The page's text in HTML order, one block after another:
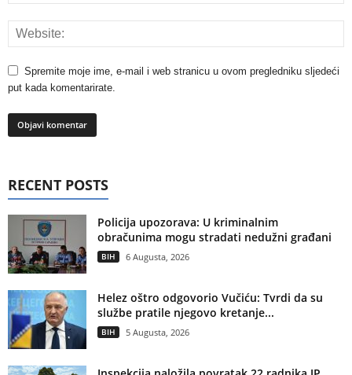
Spremite moje ime, e-mail i web stranicu u ovom pregledniku sljedeći
put kada komentarirate.
RECENT POSTS
Policija upozorava: U kriminalnim
obračunima mogu stradati nedužni građani
BIH 6 Augusta, 2026
Helez oštro odgovorio Vučiću: Tvrdi da su
službe pratile njegovo kretanje...
BIH 5 Augusta, 2026